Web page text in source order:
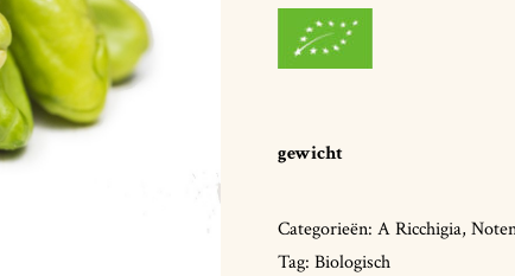
gewicht
Categorieën: A Ricchigia,
Tag: Biologisch